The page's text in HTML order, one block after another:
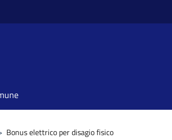
Bonus elettrico per disagio fisico